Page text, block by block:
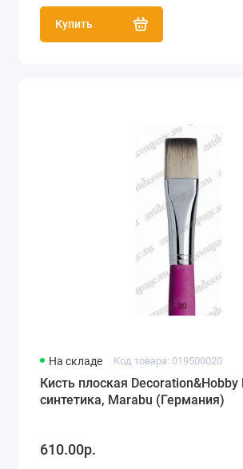
Купить
На складе Код товара: 019500020
Кисть плоская
синтетика, Marabu (Германия)
610.00р.